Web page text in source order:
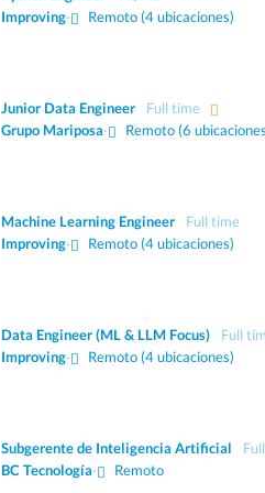
Improving· Remoto (4 ubicaciones)
Junior Data Engineer
Full time
Grupo Mariposa· Remoto (6
Machine Learning Engineer
Full time
Improving· Remoto (4 ubicaciones)
Data Engineer (ML & LLM Focus)
Full
Improving· Remoto (4 ubicaciones)
Subgerente de Inteligencia Artificial
BC Tecnología· Remoto